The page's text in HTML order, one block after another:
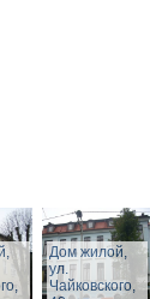
Дом жилой,
ул.
Чайковского,